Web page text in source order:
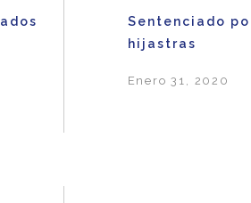
Sentenciado
hijastras
Enero 31, 2020